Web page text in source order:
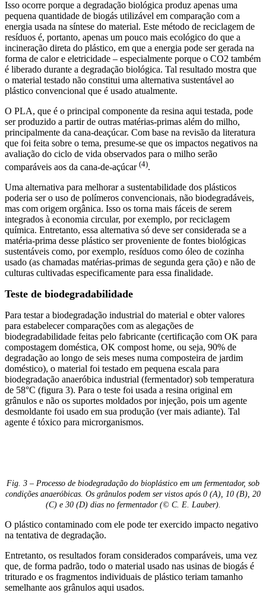
Isso ocorre porque a degradação biológica produz apenas uma
pequena quantidade de biogás utilizável em comparação com a
energia usada na síntese do material. Este método de reciclagem de
resíduos é, portanto, apenas um pouco mais ecológico do que a
incineração direta do plástico, em que a energia pode ser gerada na
forma de calor e eletricidade – especialmente porque o CO2 também
é liberado durante a degradação biológica. Tal resultado mostra que
o material testado não constitui uma alternativa sustentável ao
plástico convencional que é usado atualmente.
O PLA, que é o principal componente da resina aqui testada, pode
ser produzido a partir de outras matérias-primas além do milho,
principalmente da cana-deaçúcar. Com base na revisão da literatura
que foi feita sobre o tema, presume-se que os impactos negativos na
avaliação do ciclo de vida observados para o milho serão
comparáveis aos da cana-de-açúcar (4).
Uma alternativa para melhorar a sustentabilidade dos plásticos
poderia ser o uso de polímeros convencionais, não biodegradáveis,
mas com origem orgânica. Isso os torna mais fáceis de serem
integrados à economia circular, por exemplo, por reciclagem
química. Entretanto, essa alternativa só deve ser considerada se a
matéria-prima desse plástico ser proveniente de fontes biológicas
sustentáveis como, por exemplo, resíduos como óleo de cozinha
usado (as chamadas matérias-primas de segunda gera ção) e não de
culturas cultivadas especificamente para essa finalidade.
Teste de biodegradabilidade
Para testar a biodegradação industrial do material e obter valores
para estabelecer comparações com as alegações de
biodegradabilidade feitas pelo fabricante (certificação com OK para
compostagem doméstica, OK compost home, ou seja, 90% de
degradação ao longo de seis meses numa composteira de jardim
doméstico), o material foi testado em pequena escala para
biodegradação anaeróbica industrial (fermentador) sob temperatura
de 58°C (figura 3). Para o teste foi usada a resina original em
grânulos e não os suportes moldados por injeção, pois um agente
desmoldante foi usado em sua produção (ver mais adiante). Tal
agente é tóxico para microrganismos.
Fig. 3 – Processo de biodegradação do bioplástico em um fermentador, sob
condições anaeróbicas. Os grânulos podem ser vistos após 0 (A), 10 (B), 20
(C) e 30 (D) dias no fermentador (© C. E. Lauber).
O plástico contaminado com ele pode ter exercido impacto negativo
na tentativa de degradação.
Entretanto, os resultados foram considerados comparáveis, uma vez
que, de forma padrão, todo o material usado nas usinas de biogás é
triturado e os fragmentos individuais de plástico teriam tamanho
semelhante aos grânulos aqui usados.